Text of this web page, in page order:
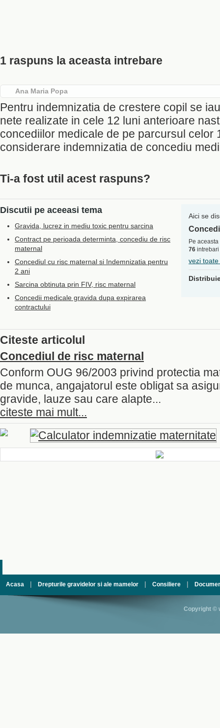
1 raspuns la aceasta intrebare
Ana Maria Popa
Pentru indemnizatia de crestere copil se
nete realizate in cele 12 luni anterioare
concediilor medicale de pe parcursul celor
considerare indemnizatia de concediu
Ti-a fost util acest raspuns?
Discutii pe aceeasi tema
Gravida, lucrez in mediu toxic pentru sarcina
Contract pe perioada determinta, concediu de risc
maternal
Concediul cu risc maternal si Indemnizatia pentru
2 ani
Sarcina obtinuta prin FIV, risc maternal
Concedii medicale gravida dupa expirarea
contractului
Aici se
Pe
76
vezi
Citeste articolul
Concediul de risc maternal
Conform OUG 96/2003 privind protectia
de munca, angajatorul este obligat sa
gravide, lauze sau care alapte...
citeste mai mult...
Acasa |Drepturile gravidelor si ale mamelor |Consiliere |
Copyright ©